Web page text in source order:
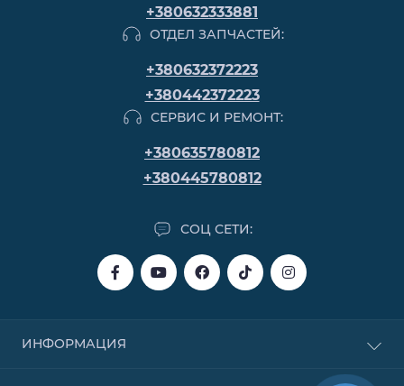
+380632333881
ОТДЕЛ ЗАПЧАСТЕЙ:
+380632372223
+380442372223
СЕРВИС И РЕМОНТ:
+380635780812
+380445780812
СОЦ СЕТИ:
ИНФОРМАЦИЯ